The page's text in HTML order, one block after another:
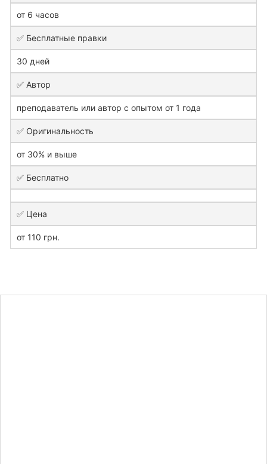
от 6 часов
✅ Бесплатные правки
30 дней
✅ Автор
преподаватель или автор с опытом от 1 года
✅ Оригинальность
от 30% и выше
✅ Бесплатно
✅ Цена
от 110 грн.